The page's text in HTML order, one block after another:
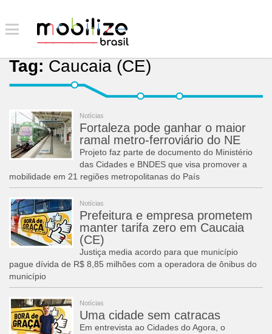
Tag: Caucaia (CE)
Notícias
Fortaleza pode ganhar o maior
ramal metro-ferroviário do NE
Projeto faz parte de documento do Ministério
das Cidades e BNDES que visa promover a
mobilidade em 21 regiões metropolitanas do País
Notícias
Prefeitura e empresa prometem
manter tarifa zero em Caucaia
(CE)
Justiça media acordo para que município
pague dívida de R$ 8,85 milhões com a operadora de ônibus do
município
Notícias
Uma cidade sem catracas
Em entrevista ao Cidades do Agora, o